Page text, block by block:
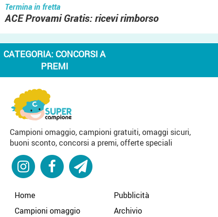
Termina in fretta
ACE Provami Gratis: ricevi rimborso
CATEGORIA: CONCORSI A
PREMI
Campioni omaggio, campioni gratuiti, omaggi sicuri,
buoni sconto, concorsi a premi, offerte speciali
Home
Campioni omaggio
Pubblicità
Archivio